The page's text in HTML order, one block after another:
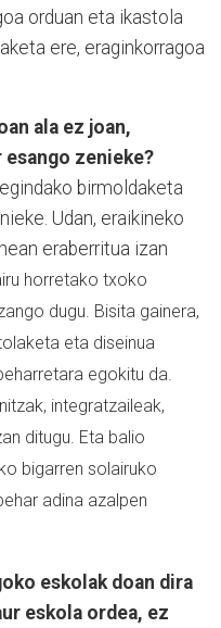
orduan eta ikastola
ere, eraginkorragoa
ala ez joan,
zenieke?
birmoldaketa
Udan, eraikineko
eraberritua izan
horretako txoko
dugu. Bisita gainera,
eta diseinua
egokitu da.
integratzaileak,
ditugu. Eta balio
bigarren solairuko
adina azalpen
eskolak doan dira
eskola ordea, ez